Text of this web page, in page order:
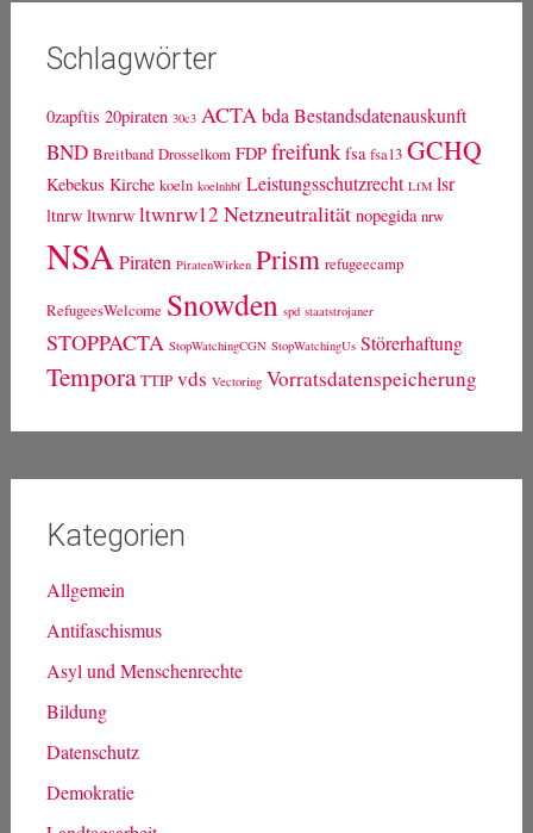
Schlagwörter
0zapftis 20piraten 30c3 ACTA bda Bestandsdatenauskunft
BND Breitband Drosselkom FDP freifunk fsa fsa13 GCHQ
Kebekus Kirche koeln koelnhbf Leistungsschutzrecht LfM lsr
ltnrw ltwnrw ltwnrw12 Netzneutralität nopegida nrw
NSA Piraten PiratenWirken Prism refugeecamp
RefugeesWelcome Snowden spd staatstrojaner
STOPPACTA StopWatchingCGN StopWatchingUs Störerhaftung
Tempora TTIP vds Vectoring Vorratsdatenspeicherung
Kategorien
Allgemein
Antifaschismus
Asyl und Menschenrechte
Bildung
Datenschutz
Demokratie